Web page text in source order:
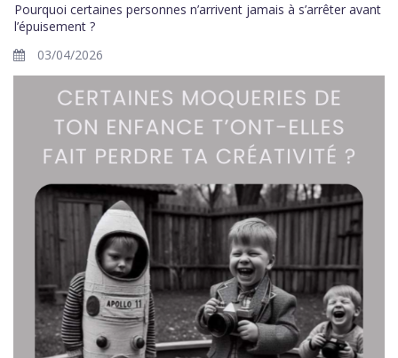
Pourquoi certaines personnes n’arrivent jamais à s’arrêter avant
l’épuisement ?
03/04/2026